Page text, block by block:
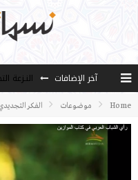
آخر الإضافات
الأستاذ
Home موضوعات الفكر